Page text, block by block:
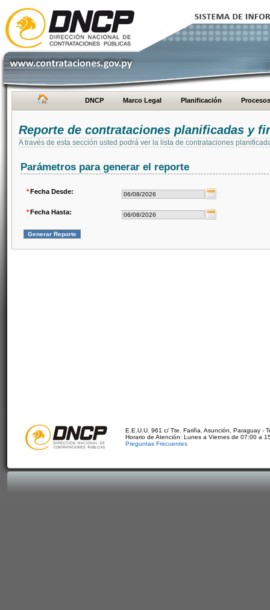
DNCP Marco Legal Planificación Procesos
Reporte de contrataciones planificadas y
A través de esta sección usted podrá ver la lista de contrataciones
Parámetros para generar el reporte
*Fecha Desde:
*Fecha Hasta:
E.E.U.U. 961 c/ Tte. Fariña. Asunción, Paraguay -
Horario de Atención: Lunes a Viernes de 07:00 a
Preguntas Frecuentes